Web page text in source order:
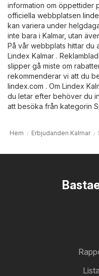
information om öppettider
officiella webbplatsen
kan variera under
inte bara i Kalmar, utan
På vår webbplats hittar du
Lindex Kalmar .
slipper gå miste om
rekommenderar vi att du
lindex.com . Om Lindex
du letar efter behöver du
att besöka från kategorin
Hem Erbjudanden Kalmar